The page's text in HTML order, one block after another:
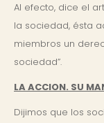
Al efecto, dice el
la sociedad, ésta
miembros un
sociedad”.
LA ACCION. SU
Dijimos que los